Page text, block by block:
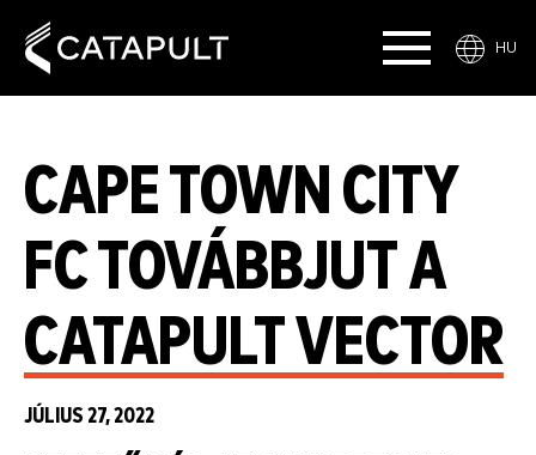
HU
CAPE TOWN CITY
FC TOVÁBBJUT A
CATAPULT VECTOR
JÚLIUS 27, 2022